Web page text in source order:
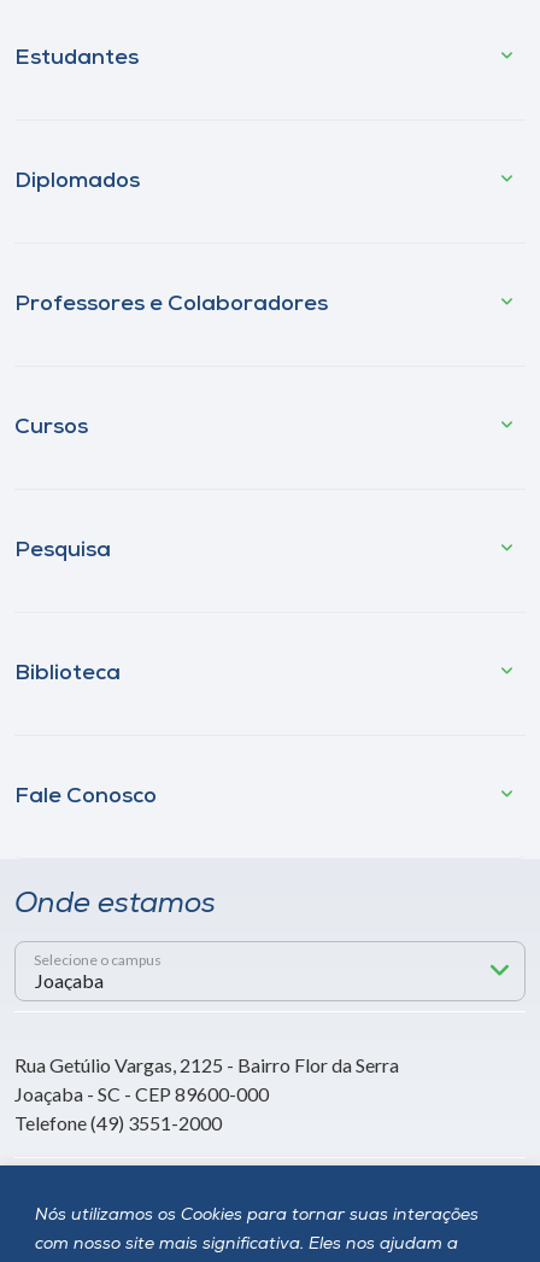
Nós utilizamos os Cookies para tornar suas interações
com nosso site mais significativa. Eles nos ajudam a
Estudantes
Diplomados
Professores e Colaboradores
Cursos
Pesquisa
Biblioteca
Fale Conosco
Onde estamos
Selecione o campus
Rua Getúlio Vargas, 2125 - Bairro Flor da Serra
Joaçaba - SC - CEP 89600-000
Telefone (49) 3551-2000
Siga a Unoesc